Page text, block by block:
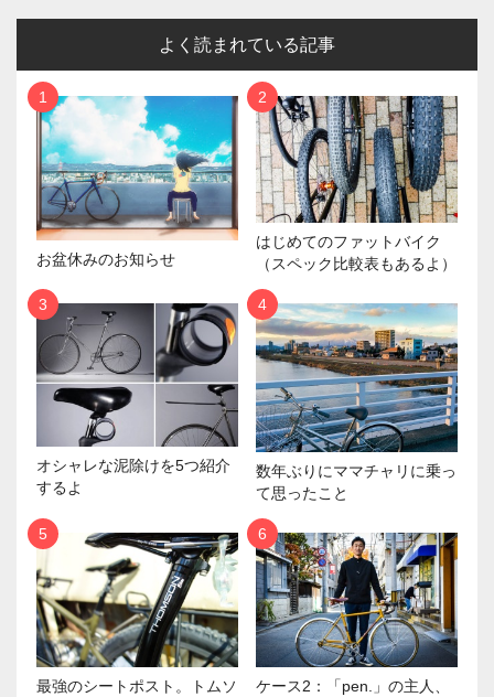
よく読まれている記事
お盆休みのお知らせ
はじめてのファットバイク
（スペック比較表もあるよ）
オシャレな泥除けを5つ紹介
するよ
数年ぶりにママチャリに乗っ
て思ったこと
最強のシートポスト。トムソ
ケース2：「pen.」の主人、